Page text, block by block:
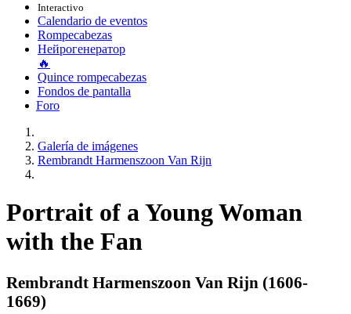
Interactivo
Calendario de eventos
Rompecabezas
Нейрогенератор
🔥
Quince rompecabezas
Fondos de pantalla
Foro
Galería de imágenes
Rembrandt Harmenszoon Van Rijn
Portrait of a Young Woman
with the Fan
Rembrandt Harmenszoon Van Rijn (1606-
1669)